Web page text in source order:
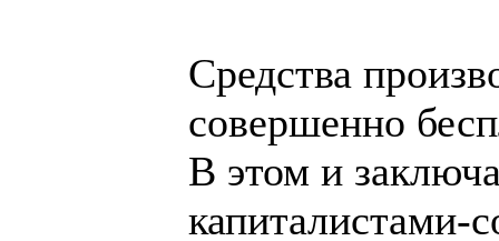
Средства
совершенно
В этом и
капиталистами-